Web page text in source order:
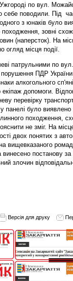
по вул.
себе поводили. Під
з юнаків було
зовні
(наперсток). На
огляд місця події.
патрульними по
ПДР
алкогольного
допомоги.
перевірку
панелі було
походження,
не зміг. На
двох понятих з
вищевказаного
постанову
злочин
Версія для друку